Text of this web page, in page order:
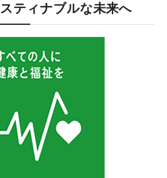
ティナブルな未来へ